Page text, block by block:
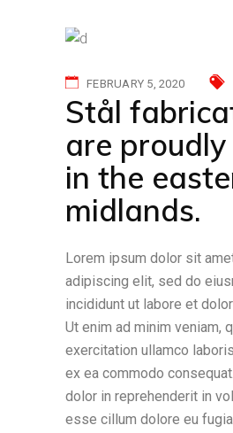
FEBRUARY 5, 2020
Stål
are
in the
midlands.
Lorem ipsum dolor sit
adipiscing elit, sed do
incididunt ut labore et
Ut enim ad minim veniam,
exercitation ullamco
ex ea commodo
dolor in reprehenderit in
esse cillum dolore eu